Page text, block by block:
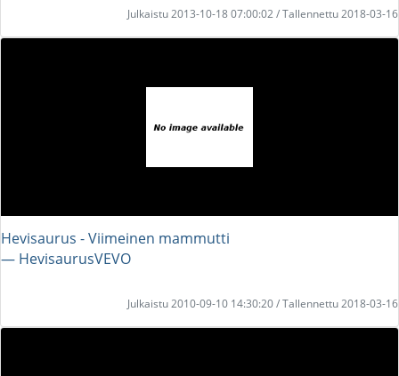
Julkaistu 2013-10-18 07:00:02 / Tallennettu 2018-03-16
Hevisaurus - Viimeinen mammutti
― HevisaurusVEVO
Julkaistu 2010-09-10 14:30:20 / Tallennettu 2018-03-16